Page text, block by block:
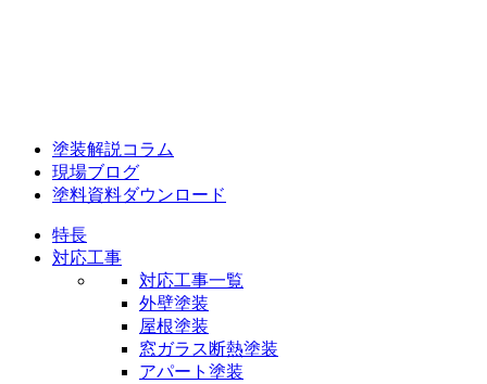
塗装解説コラム
現場ブログ
塗料資料ダウンロード
特長
対応工事
対応工事一覧
外壁塗装
屋根塗装
窓ガラス断熱塗装
アパート塗装